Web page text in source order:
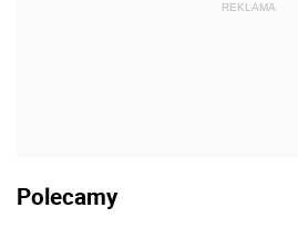
REKLAMA
Polecamy